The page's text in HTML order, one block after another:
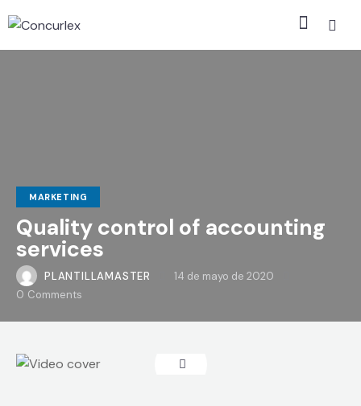
MARKETING
Quality control of accounting
services
PLANTILLAMASTER
14 de mayo de 2020
0 Comments